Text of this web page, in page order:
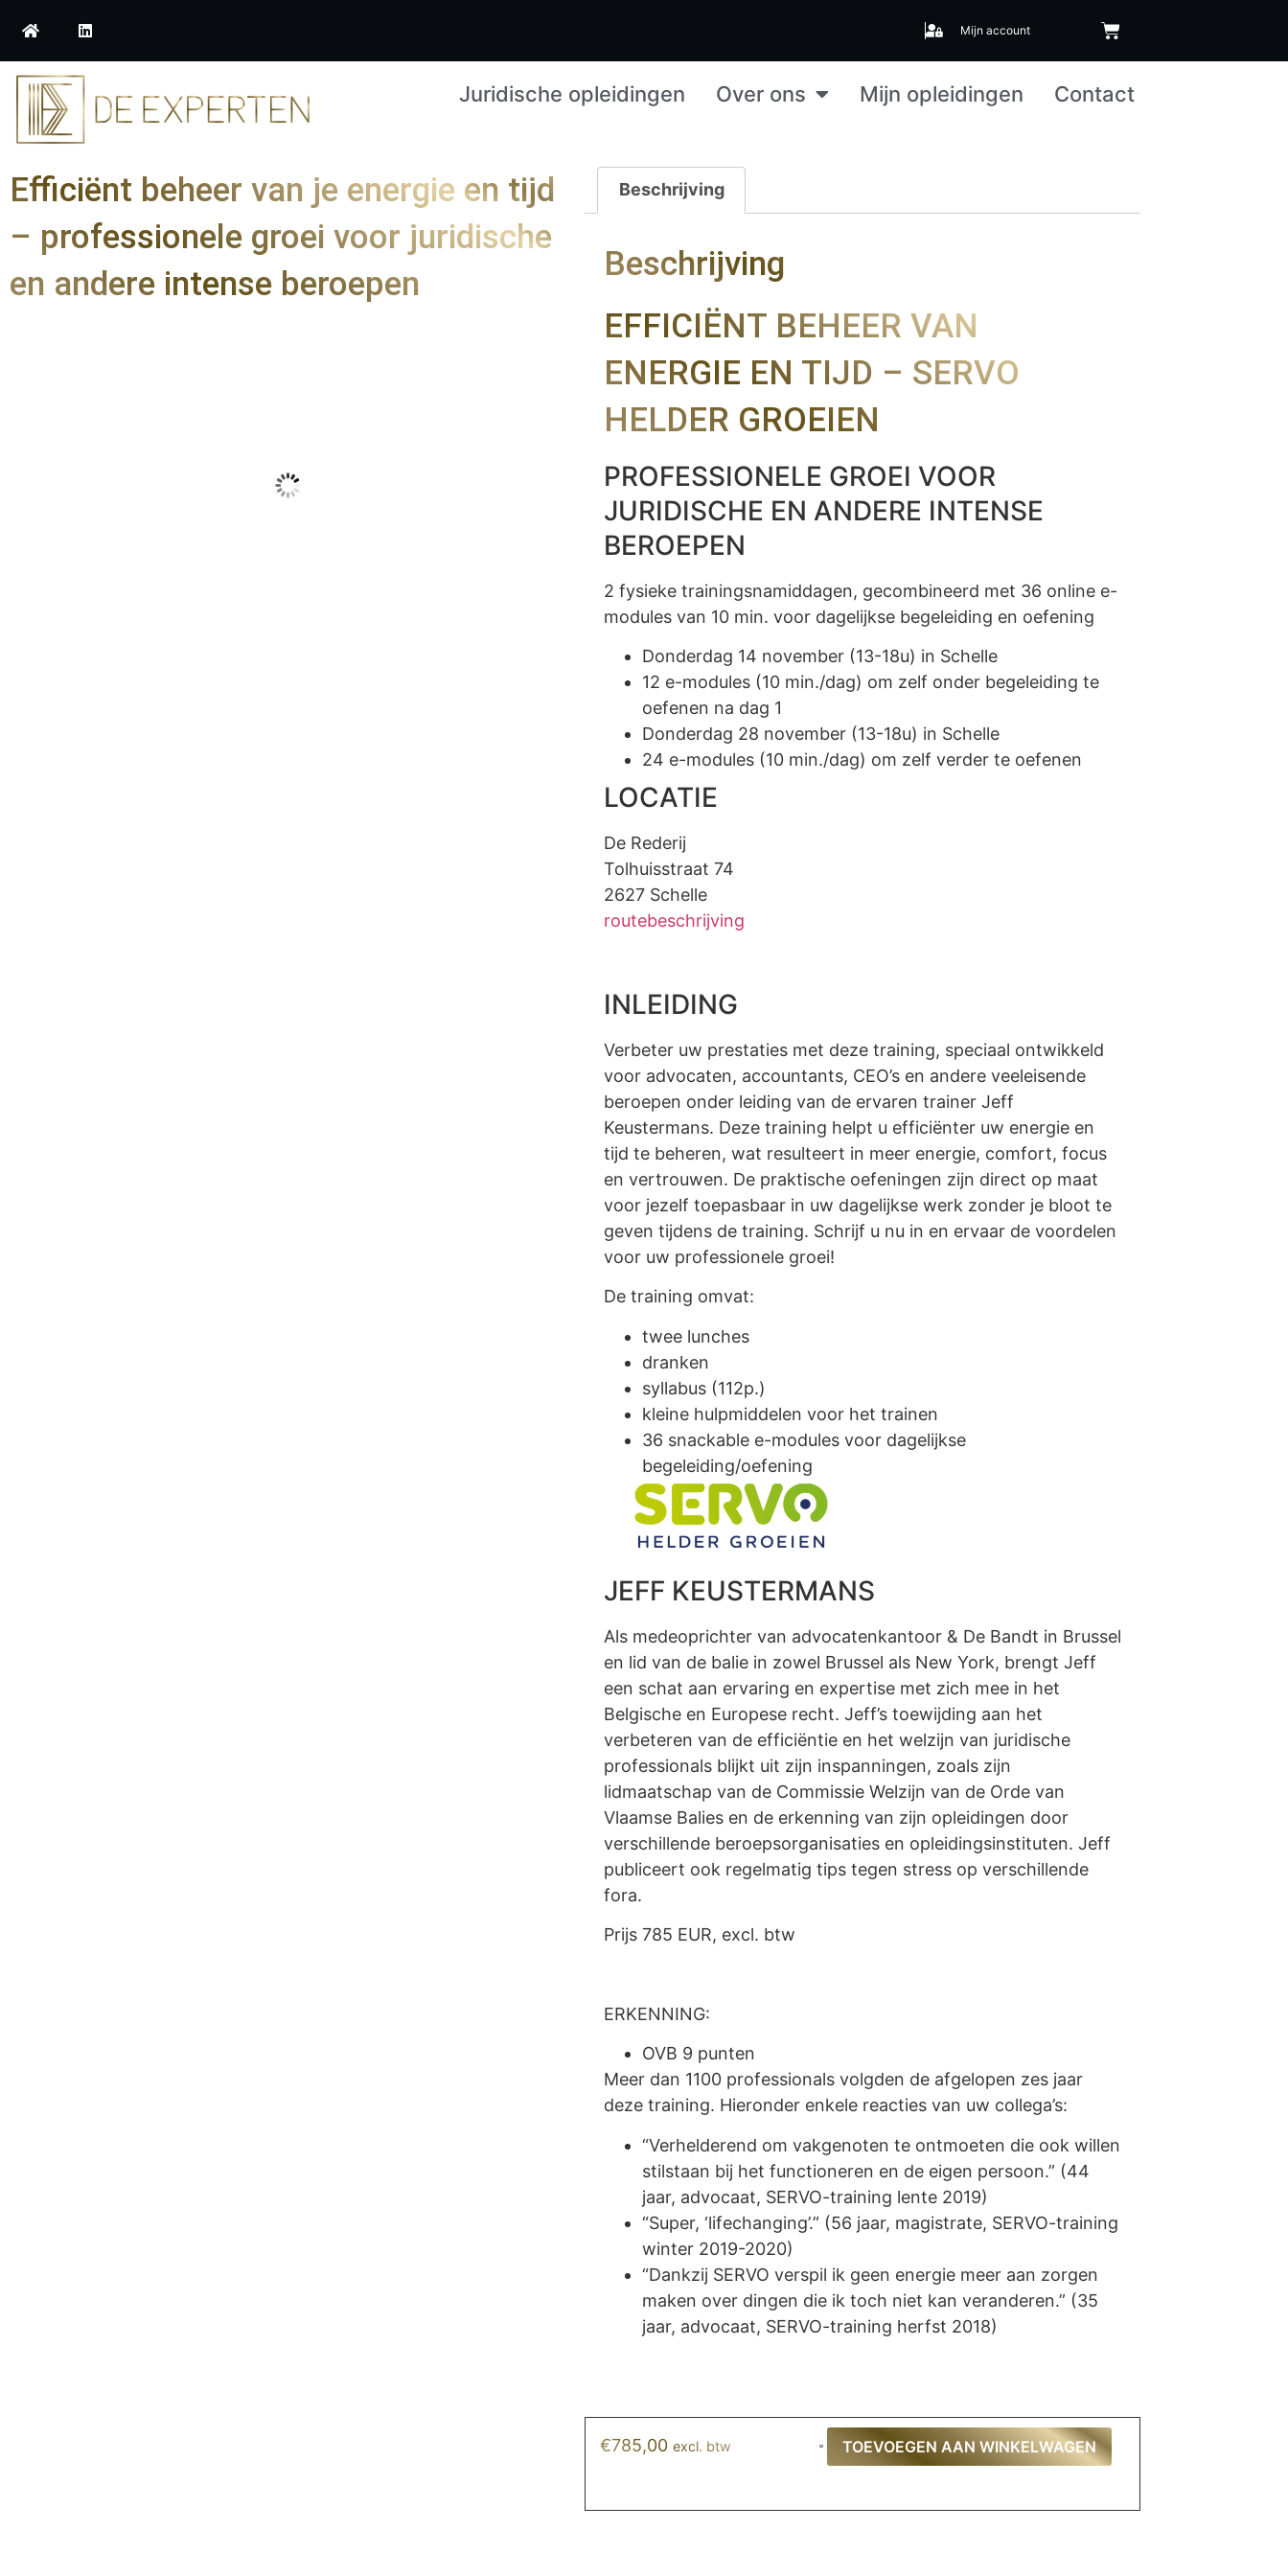
Mijn account
Juridische opleidingen Over ons Mijn opleidingen Contact
Efficiënt beheer van je energie en tijd
– professionele groei voor juridische
en andere intense beroepen
Beschrijving
Beschrijving
EFFICIËNT BEHEER VAN
ENERGIE EN TIJD – SERVO
HELDER GROEIEN
PROFESSIONELE GROEI VOOR
JURIDISCHE EN ANDERE INTENSE
BEROEPEN
2 fysieke trainingsnamiddagen, gecombineerd met 36 online e-
modules van 10 min. voor dagelijkse begeleiding en oefening
Donderdag 14 november (13-18u) in Schelle
12 e-modules (10 min./dag) om zelf onder begeleiding te
oefenen na dag 1
Donderdag 28 november (13-18u) in Schelle
24 e-modules (10 min./dag) om zelf verder te oefenen
LOCATIE
De Rederij
Tolhuisstraat 74
2627 Schelle
routebeschrijving
INLEIDING
Verbeter uw prestaties met deze training, speciaal ontwikkeld
voor advocaten, accountants, CEO’s en andere veeleisende
beroepen onder leiding van de ervaren trainer Jeff
Keustermans. Deze training helpt u efficiënter uw energie en
tijd te beheren, wat resulteert in meer energie, comfort, focus
en vertrouwen. De praktische oefeningen zijn direct op maat
voor jezelf toepasbaar in uw dagelijkse werk zonder je bloot te
geven tijdens de training. Schrijf u nu in en ervaar de voordelen
voor uw professionele groei!
De training omvat:
twee lunches
dranken
syllabus (112p.)
kleine hulpmiddelen voor het trainen
36 snackable e-modules voor dagelijkse
begeleiding/oefening
JEFF KEUSTERMANS
Als medeoprichter van advocatenkantoor & De Bandt in Brussel
en lid van de balie in zowel Brussel als New York, brengt Jeff
een schat aan ervaring en expertise met zich mee in het
Belgische en Europese recht. Jeff’s toewijding aan het
verbeteren van de efficiëntie en het welzijn van juridische
professionals blijkt uit zijn inspanningen, zoals zijn
lidmaatschap van de Commissie Welzijn van de Orde van
Vlaamse Balies en de erkenning van zijn opleidingen door
verschillende beroepsorganisaties en opleidingsinstituten. Jeff
publiceert ook regelmatig tips tegen stress op verschillende
fora.
Prijs 785 EUR, excl. btw
ERKENNING:
OVB 9 punten
Meer dan 1100 professionals volgden de afgelopen zes jaar
deze training. Hieronder enkele reacties van uw collega’s:
“Verhelderend om vakgenoten te ontmoeten die ook willen
stilstaan bij het functioneren en de eigen persoon.” (44
jaar, advocaat, SERVO-training lente 2019)
“Super, ‘lifechanging’.” (56 jaar, magistrate, SERVO-training
winter 2019-2020)
“Dankzij SERVO verspil ik geen energie meer aan zorgen
maken over dingen die ik toch niet kan veranderen.” (35
jaar, advocaat, SERVO-training herfst 2018)
€785,00 excl. btw TOEVOEGEN AAN WINKELWAGEN